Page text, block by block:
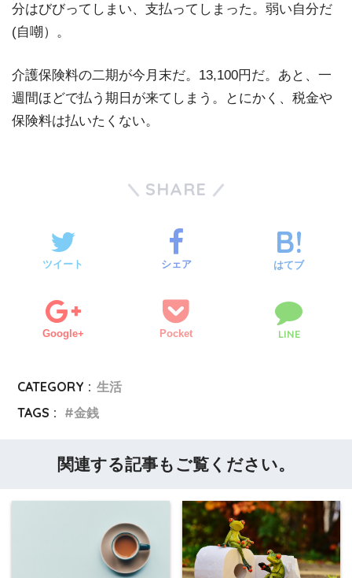
分はびびってしまい、支払ってしまった。弱い自分だ
(自嘲）。
介護保険料の二期が今月末だ。13,100円だ。あと、一
週間ほどで払う期日が来てしまう。とにかく、税金や
保険料は払いたくない。
SHARE
ツイート シェア はてブ
Google+ Pocket LINE
CATEGORY : 生活
TAGS :
金銭
関連する記事もご覧ください。